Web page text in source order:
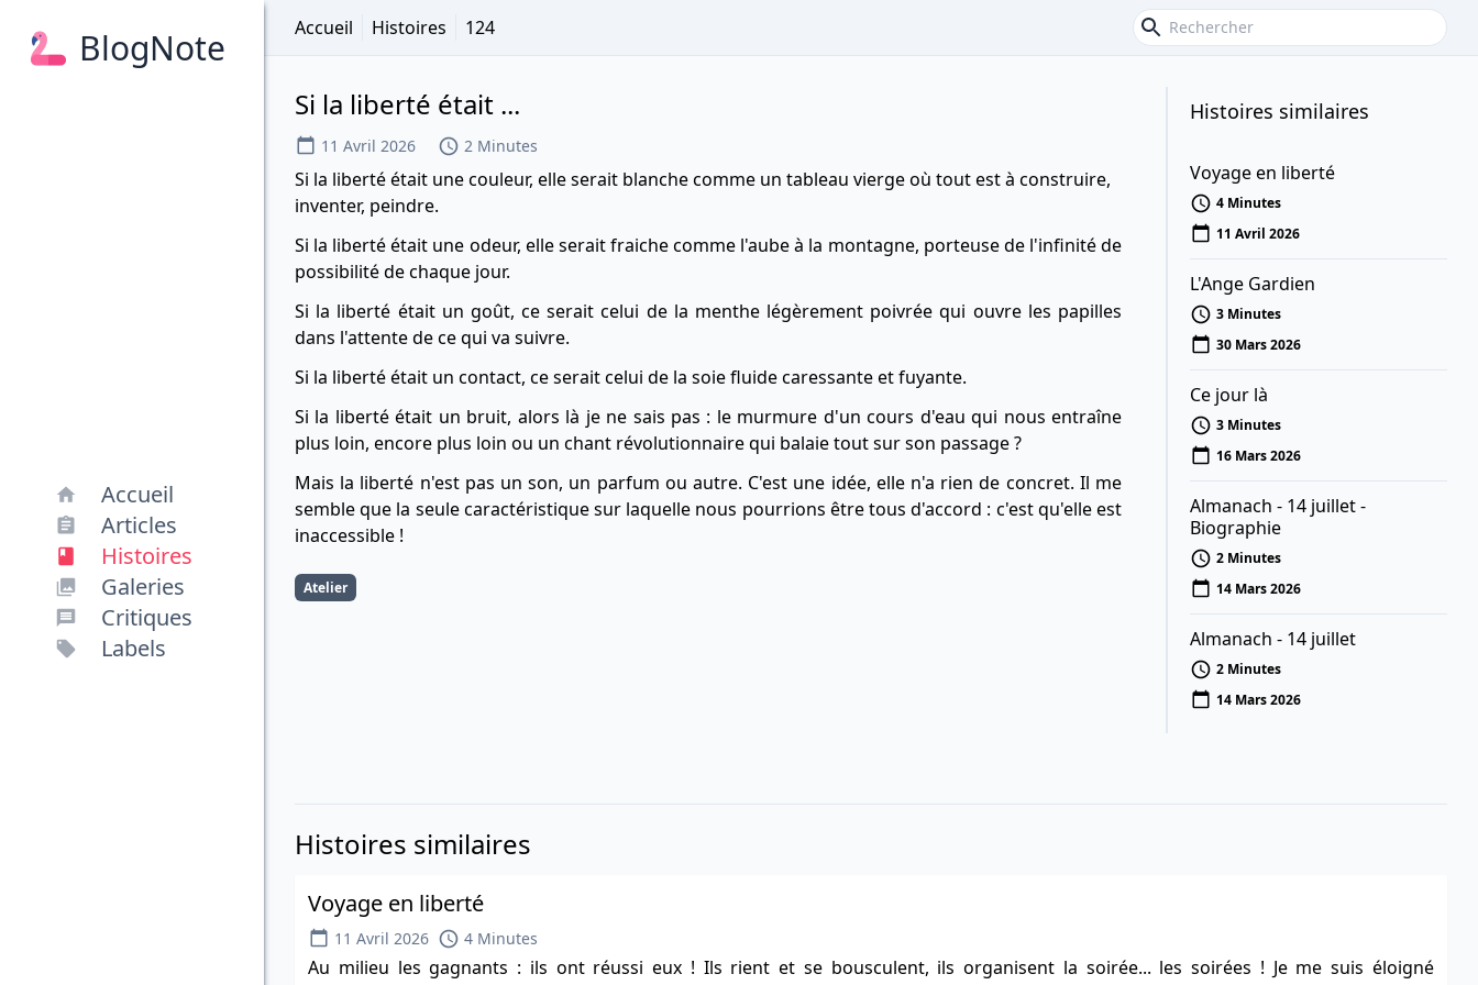
BlogNote
Accueil
Articles
Histoires
Galeries
Critiques
Labels
Accueil Histoires 124
Si la liberté était ...
11 Avril 2026 2 Minutes
Si la liberté était une couleur, elle serait blanche comme un tableau vierge où tout est à construire,
inventer, peindre.
Si la liberté était une odeur, elle serait fraiche comme l'aube à la montagne, porteuse de l'infinité de
possibilité de chaque jour.
Si la liberté était un goût, ce serait celui de la menthe légèrement poivrée qui ouvre les papilles
dans l'attente de ce qui va suivre.
Si la liberté était un contact, ce serait celui de la soie fluide caressante et fuyante.
Si la liberté était un bruit, alors là je ne sais pas : le murmure d'un cours d'eau qui nous entraîne
plus loin, encore plus loin ou un chant révolutionnaire qui balaie tout sur son passage ?
Mais la liberté n'est pas un son, un parfum ou autre. C'est une idée, elle n'a rien de concret. Il me
semble que la seule caractéristique sur laquelle nous pourrions être tous d'accord : c'est qu'elle est
inaccessible !
Atelier
Histoires similaires
Voyage en liberté
4 Minutes
11 Avril 2026
L'Ange Gardien
3 Minutes
30 Mars 2026
Ce jour là
3 Minutes
16 Mars 2026
Almanach - 14 juillet -
Biographie
2 Minutes
14 Mars 2026
Almanach - 14 juillet
2 Minutes
14 Mars 2026
Histoires similaires
Voyage en liberté
11 Avril 2026 4 Minutes
Au milieu les gagnants : ils ont réussi eux ! Ils rient et se bousculent, ils organisent la soirée... les soirées ! Je me suis éloigné